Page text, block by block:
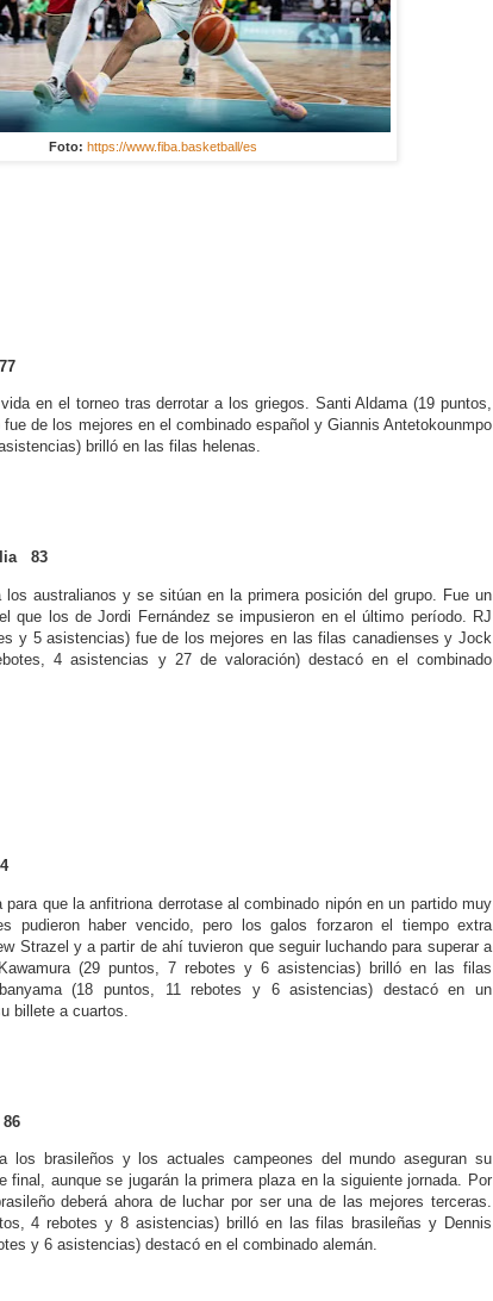
Foto: https://www.fiba.basketball/es
en el torneo tras derrotar a los griegos. Santi Aldama (19 puntos,
de los mejores en el combinado español y Giannis Antetokounmpo
brilló en las filas helenas.
83
los australianos y se sitúan en la primera posición del grupo. Fue un
que los de Jordi Fernández se impusieron en el último período. RJ
y 5 asistencias) fue de los mejores en las filas canadienses y Jock
4 asistencias y 27 de valoración) destacó en el combinado
para que la anfitriona derrotase al combinado nipón en un partido muy
pudieron haber vencido, pero los galos forzaron el tiempo extra
Strazel y a partir de ahí tuvieron que seguir luchando para superar a
(29 puntos, 7 rebotes y 6 asistencias) brilló en las filas
(18 puntos, 11 rebotes y 6 asistencias) destacó en un
billete a cuartos.
los brasileños y los actuales campeones del mundo aseguran su
final, aunque se jugarán la primera plaza en la siguiente jornada. Por
deberá ahora de luchar por ser una de las mejores terceras.
4 rebotes y 8 asistencias) brilló en las filas brasileñas y Dennis
y 6 asistencias) destacó en el combinado alemán.